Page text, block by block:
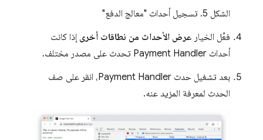
الشكل 5. تسجيل أحداث "معالج الدفع"
فعِّل الخيار عرض الأحداث من نطاقات أخرى إذا كانت
أحداث Payment Handler تحدث على مصدر مختلف.
بعد تشغيل حدث Payment Handler، انقر على صف
الحدث لمعرفة المزيد عنه.